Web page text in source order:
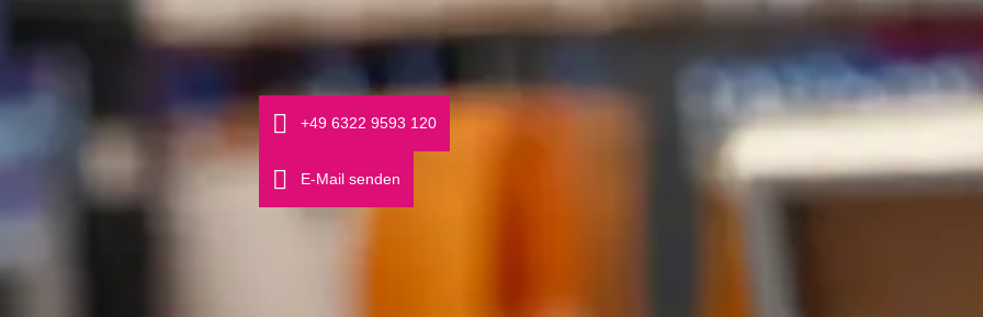
+49 6322 9593 120
E-Mail senden